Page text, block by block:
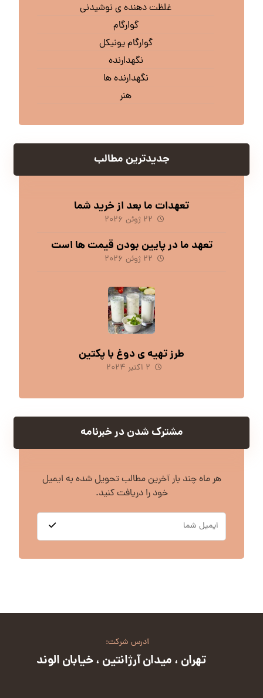
غلظت دهنده ی نوشیدنی
گوارگام
گوارگام یونیکل
نگهدارنده
نگهدارنده ها
هنر
جدیدترین مطالب
تعهدات ما بعد از خرید شما
۲۲ ژوئن ۲۰۲۶
تعهد ما در پایین بودن قیمت ها است
۲۲ ژوئن ۲۰۲۶
طرز تهیه ی دوغ با پکتین
۲ اکتبر ۲۰۲۴
مشترک شدن در خبرنامه
هر ماه چند بار آخرین مطالب تحویل شده به ایمیل
خود را دریافت کنید.
آدرس شرکت:
تهران ، میدان آرژانتین ، خیابان الوند